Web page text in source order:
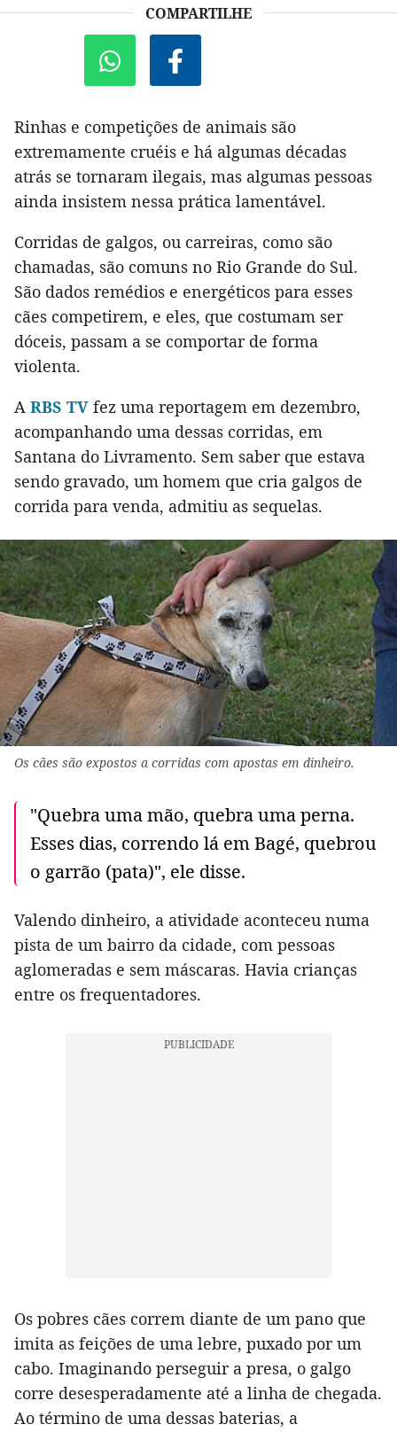
COMPARTILHE
Rinhas e competições de animais são
extremamente cruéis e há algumas décadas
atrás se tornaram ilegais, mas algumas pessoas
ainda insistem nessa prática lamentável.
Corridas de galgos, ou carreiras, como são
chamadas, são comuns no Rio Grande do Sul.
São dados remédios e energéticos para esses
cães competirem, e eles, que costumam ser
dóceis, passam a se comportar de forma
violenta.
A RBS TV fez uma reportagem em dezembro,
acompanhando uma dessas corridas, em
Santana do Livramento. Sem saber que estava
sendo gravado, um homem que cria galgos de
corrida para venda, admitiu as sequelas.
Os cães são expostos a corridas com apostas em dinheiro.
"Quebra uma mão, quebra uma perna.
Esses dias, correndo lá em Bagé, quebrou
o garrão (pata)", ele disse.
Valendo dinheiro, a atividade aconteceu numa
pista de um bairro da cidade, com pessoas
aglomeradas e sem máscaras. Havia crianças
entre os frequentadores.
Os pobres cães correm diante de um pano que
imita as feições de uma lebre, puxado por um
cabo. Imaginando perseguir a presa, o galgo
corre desesperadamente até a linha de chegada.
Ao término de uma dessas baterias, a